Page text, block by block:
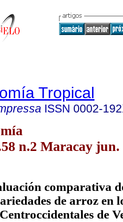
Tropical
ISSN 0002-
n.2 Maracay jun.
comparativa
de arroz en
Centroccidentales de